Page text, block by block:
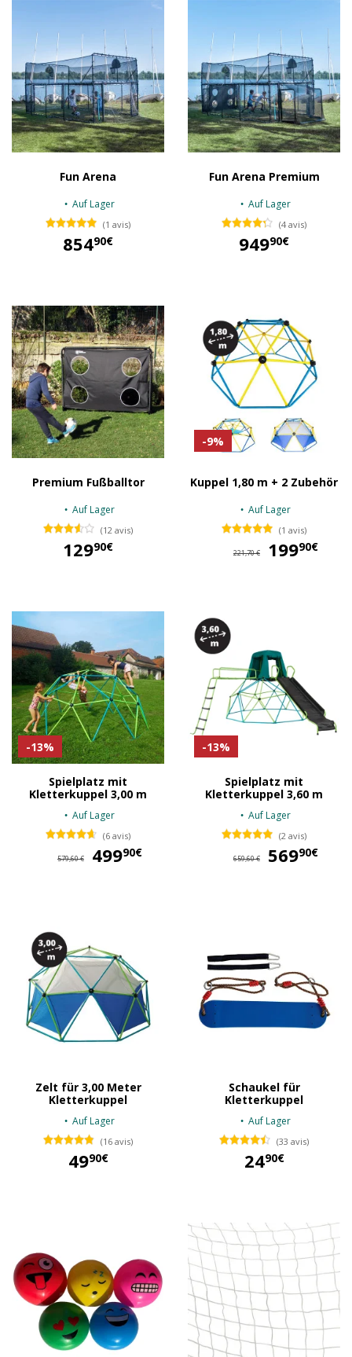
Fun Arena
Auf Lager
(1 avis)
85490€
Fun Arena Premium
Auf Lager
(4 avis)
94990€
Premium Fußballtor
Auf Lager
(12 avis)
12990€
-9%
Kuppel 1,80 m + 2 Zubehör
Auf Lager
(1 avis)
221,70 € 19990€
-13%
Spielplatz mit
Kletterkuppel 3,00 m
Auf Lager
(6 avis)
579,60 € 49990€
-13%
Spielplatz mit
Kletterkuppel 3,60 m
Auf Lager
(2 avis)
659,60 € 56990€
Zelt für 3,00 Meter
Kletterkuppel
Auf Lager
(16 avis)
4990€
Schaukel für
Kletterkuppel
Auf Lager
(33 avis)
2490€